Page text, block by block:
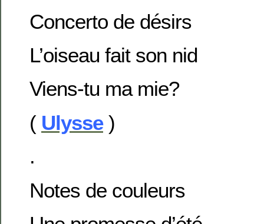
Concerto de désirs
L’oiseau fait son nid
Viens-tu ma mie?
( Ulysse)
.
Notes de couleurs